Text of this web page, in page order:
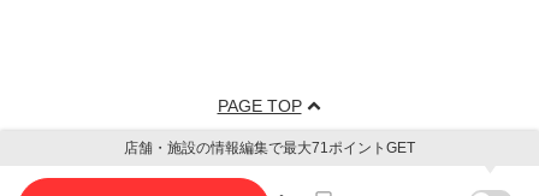
PAGE TOP
店舗・施設の情報編集で最大71ポイントGET